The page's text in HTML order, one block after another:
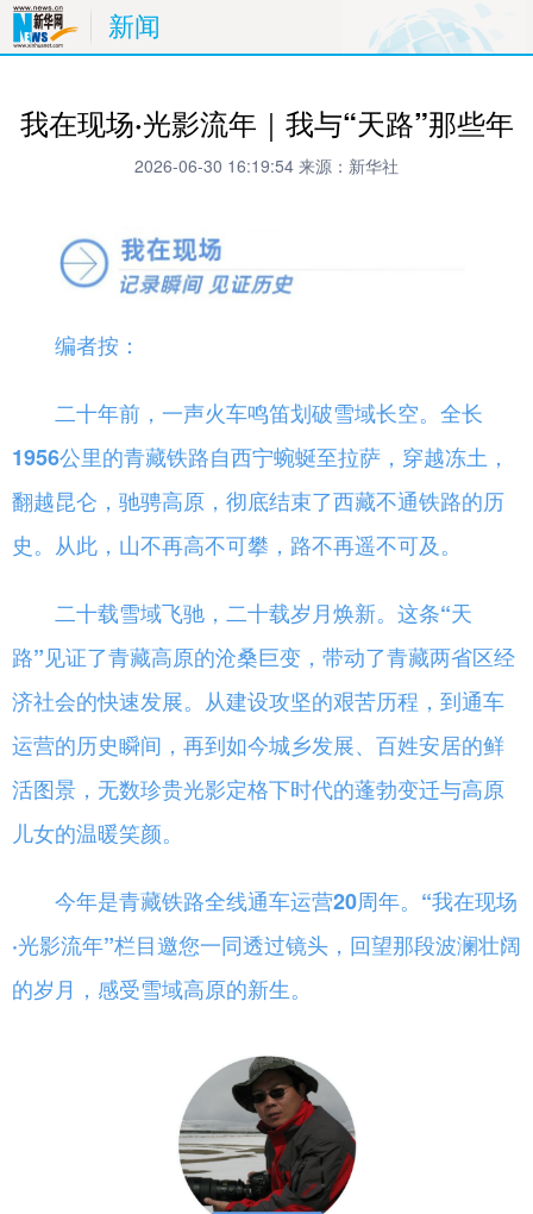
新闻
我在现场·光影流年｜我与“天路”那些年
2026-06-30 16:19:54 来源：新华社
编者按：
二十年前，一声火车鸣笛划破雪域长空。全长
1956公里的青藏铁路自西宁蜿蜒至拉萨，穿越冻土，
翻越昆仑，驰骋高原，彻底结束了西藏不通铁路的历
史。从此，山不再高不可攀，路不再遥不可及。
二十载雪域飞驰，二十载岁月焕新。这条“天
路”见证了青藏高原的沧桑巨变，带动了青藏两省区经
济社会的快速发展。从建设攻坚的艰苦历程，到通车
运营的历史瞬间，再到如今城乡发展、百姓安居的鲜
活图景，无数珍贵光影定格下时代的蓬勃变迁与高原
儿女的温暖笑颜。
今年是青藏铁路全线通车运营20周年。“我在现场
·光影流年”栏目邀您一同透过镜头，回望那段波澜壮阔
的岁月，感受雪域高原的新生。